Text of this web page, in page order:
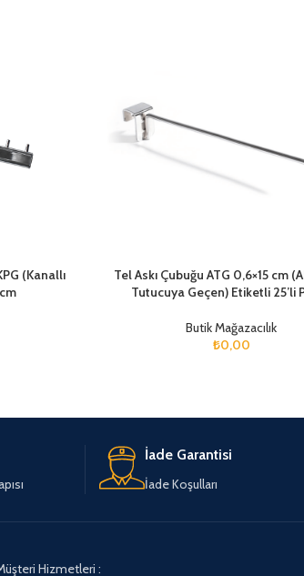
(Kanallı
Tel Askı Çubuğu ATG 0,6×15 cm
Tutucuya Geçen) Etiketli 25’li
Butik Mağazacılık
₺0,00
İade Garantisi
İade Koşulları
Hizmetleri :